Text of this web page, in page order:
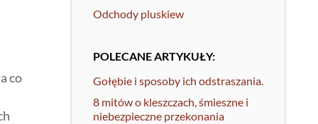
co
Odchody pluskiew
POLECANE ARTYKUŁY:
Gołębie i sposoby ich odstraszania.
8 mitów o kleszczach, śmieszne i
niebezpieczne przekonania